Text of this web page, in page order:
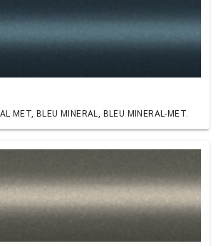
MET, BLEU MINERAL, BLEU MINERAL-MET.